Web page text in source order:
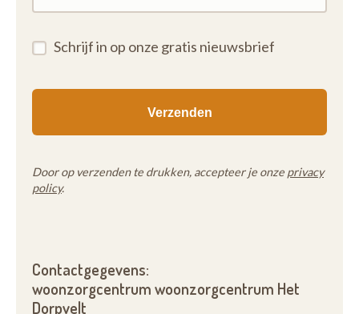
Schrijf in op onze gratis nieuwsbrief
Door op verzenden te drukken, accepteer je onze privacy
policy.
Contactgegevens:
woonzorgcentrum woonzorgcentrum Het
Dorpvelt